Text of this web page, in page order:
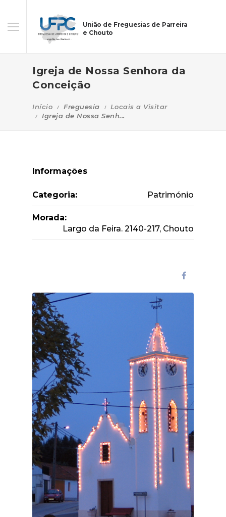
União de Freguesias de Parreira
e Chouto
Igreja de Nossa Senhora da
Conceição
Início Freguesia
Locais a Visitar
Igreja de Nossa Senh...
Informações
Categoria: Património
Morada:
Largo da Feira. 2140-217, Chouto